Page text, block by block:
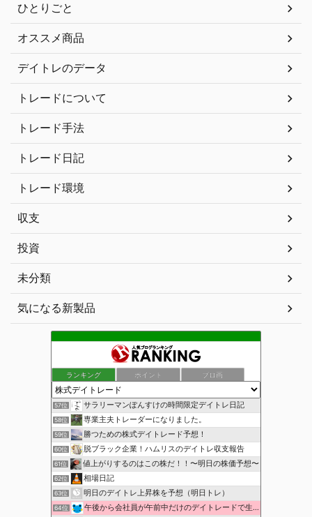
ひとりごと
オススメ商品
デイトレのデータ
トレードについて
トレード手法
トレード日記
トレード環境
収支
投資
未分類
気になる新製品
ランキング ポイント ブロ画
57位 サラリーマンぽんすけの時間限定デイトレ日記
58位 専業主夫トレーダーになりました。
59位 勝つための株式デイトレード予想！
60位 脱ブラック企業！ハムリスのデイトレ収支報告
61位 値上がりするのはこの株だ！！〜明日の株価予想〜
62位 相場日記
63位 明日のデイトレ上昇株を予想（明日トレ）
64位 午後から会社員が午前中だけのデイトレードで生活費を稼ぐ！